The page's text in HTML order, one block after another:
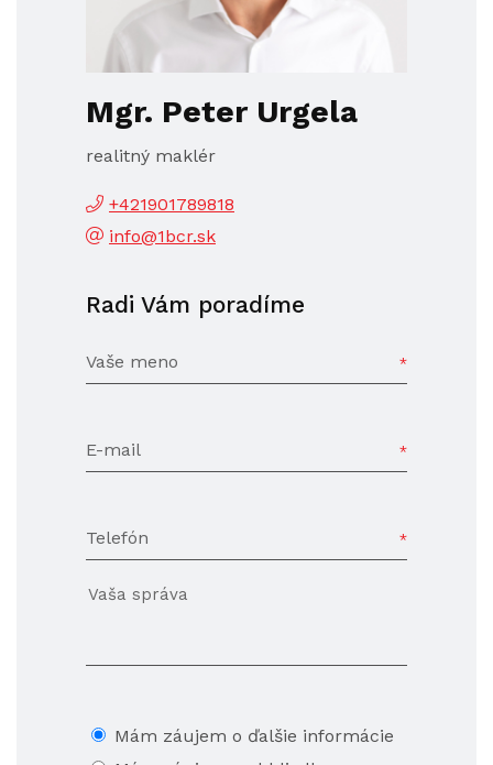
Mgr. Peter Urgela
realitný maklér
+421901789818
info@1bcr.sk
Radi Vám poradíme
Vaše meno
E-mail
Telefón
Mám záujem o ďalšie informácie